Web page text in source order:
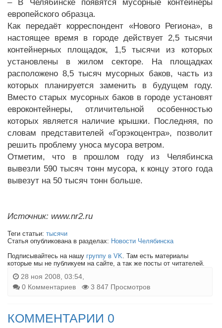
– В Челябинске появятся мусорные контейнеры
европейского образца.
Как передаёт корреспондент «Нового Региона», в
настоящее время в городе действует 2,5 тысячи
контейнерных площадок, 1,5 тысячи из которых
установлены в жилом секторе. На площадках
расположено 8,5 тысяч мусорных баков, часть из
которых планируется заменить в будущем году.
Вместо старых мусорных баков в городе установят
евроконтейнеры, отличительной особенностью
которых является наличие крышки. Последняя, по
словам представителей «Горэкоцентра», позволит
решить проблему уноса мусора ветром.
Отметим, что в прошлом году из Челябинска
вывезли 590 тысяч тонн мусора, к концу этого года
вывезут на 50 тысяч тонн больше.
Источник: www.nr2.ru
Теги статьи: тысячи
Статья опубликована в разделах: Новости Челябинска
Подписывайтесь на нашу группу в VK. Там есть материалы
которые мы не публикуем на сайте, а так же посты от читателей.
28 ноя 2008, 03:54,
0 Комментариев
3 847 Просмотров
КОММЕНТАРИИ 0